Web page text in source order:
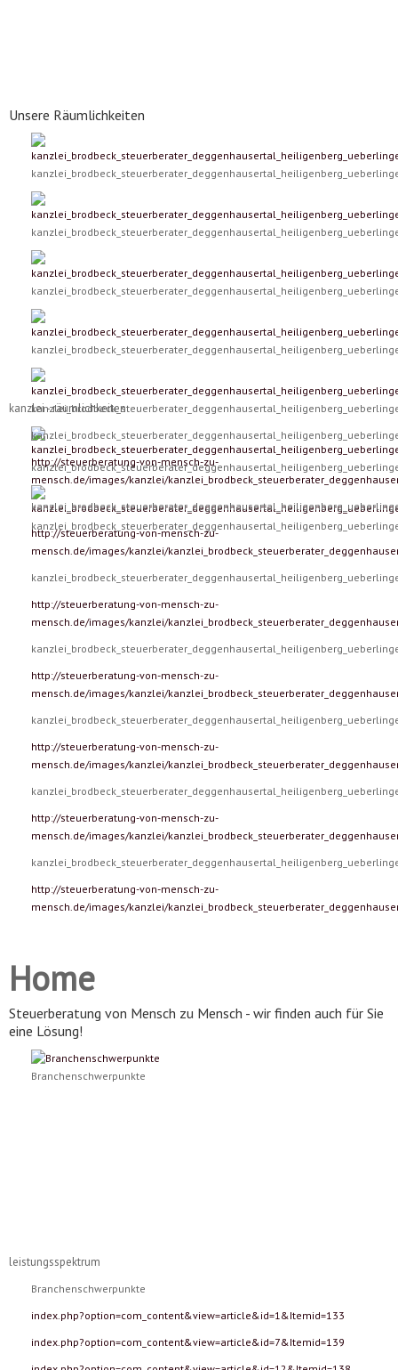
Unsere Räumlichkeiten
kanzlei - räumlichkeiten
http://steuerberatung-von-mensch-zu-
mensch.de/images/kanzlei/
http://steuerberatung-von-mensch-zu-
mensch.de/images/kanzlei/
http://steuerberatung-von-mensch-zu-
mensch.de/images/kanzlei/
http://steuerberatung-von-mensch-zu-
mensch.de/images/kanzlei/
http://steuerberatung-von-mensch-zu-
mensch.de/images/kanzlei/
http://steuerberatung-von-mensch-zu-
mensch.de/images/kanzlei/
http://steuerberatung-von-mensch-zu-
mensch.de/images/kanzlei/
Home
Steuerberatung von Mensch zu Mensch - wir finden auch für Sie
eine Lösung!
Branchenschwerpunkte
leistungsspektrum
Branchenschwerpunkte
index.php?option=com_content&view=article&id=1&Itemid=133
index.php?option=com_content&view=article&id=7&Itemid=139